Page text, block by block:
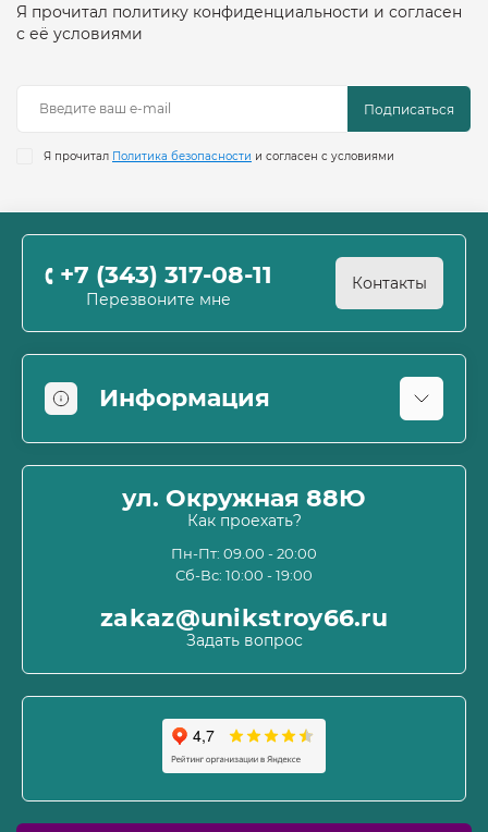
Я прочитал политику конфиденциальности и согласен
с её условиями
Подписаться
Я прочитал Политика безопасности и согласен с условиями
+7 (343) 317-08-11
Перезвоните мне
Контакты
Информация
Информация о доставке
Пользовательское соглашение и оферта
Политика конфиденциальности
Связаться с нами
Карта сайта
Производители
ул. Окружная 88Ю
Как проехать?
Пн-Пт: 09.00 - 20:00
Сб-Вс: 10:00 - 19:00
zakaz@unikstroy66.ru
Задать вопрос